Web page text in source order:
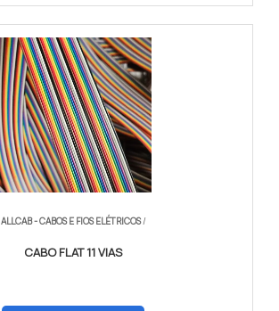
ALLCAB - CABOS E FIOS ELÉTRICOS/
CABO FLAT 11 VIAS